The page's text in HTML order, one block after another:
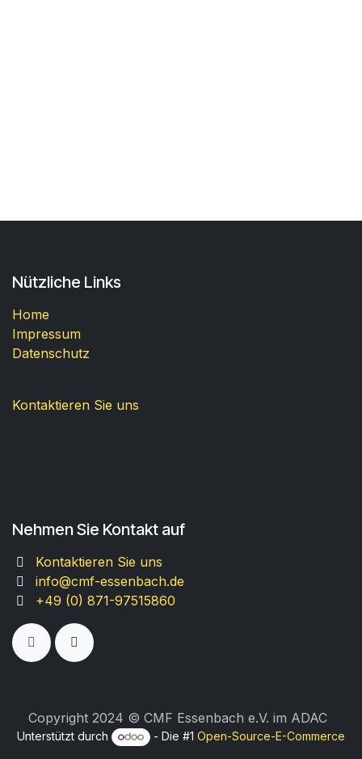
Nützliche Links
Home
Impressum
Datenschutz
Kontaktieren Sie uns
Nehmen Sie Kontakt auf
Kontaktieren Sie uns
info@cmf-essenbach.de
+49 (0) 871-97515860
Copyright 2024 © CMF Essenbach e.V. im ADAC
Unterstützt durch - Die #1Open-Source-E-Commerce